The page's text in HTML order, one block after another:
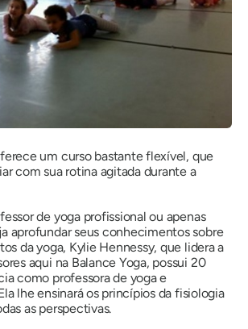
um curso bastante flexível, que
com sua rotina agitada durante a
de yoga profissional ou apenas
aprofundar seus conhecimentos sobre
da yoga, Kylie Hennessy, que lidera a
aqui na Balance Yoga, possui 20
como professora de yoga e
lhe ensinará os princípios da fisiologia
as perspectivas.